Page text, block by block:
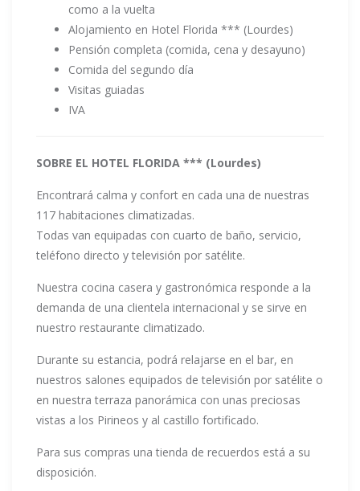
como a la vuelta
Alojamiento en Hotel Florida *** (Lourdes)
Pensión completa (comida, cena y desayuno)
Comida del segundo día
Visitas guiadas
IVA
SOBRE EL HOTEL FLORIDA *** (Lourdes)
Encontrará calma y confort en cada una de nuestras
117 habitaciones climatizadas.
Todas van equipadas con cuarto de baño, servicio,
teléfono directo y televisión por satélite.
Nuestra cocina casera y gastronómica responde a la
demanda de una clientela internacional y se sirve en
nuestro restaurante climatizado.
Durante su estancia, podrá relajarse en el bar, en
nuestros salones equipados de televisión por satélite o
en nuestra terraza panorámica con unas preciosas
vistas a los Pirineos y al castillo fortificado.
Para sus compras una tienda de recuerdos está a su
disposición.